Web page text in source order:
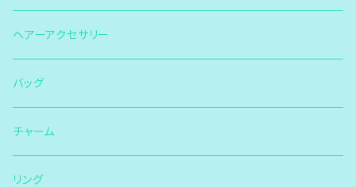
ヘアーアクセサリー
バッグ
チャーム
リング